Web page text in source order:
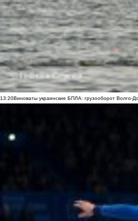
13:20Виноваты украинские БПЛА: грузооборот Волго-